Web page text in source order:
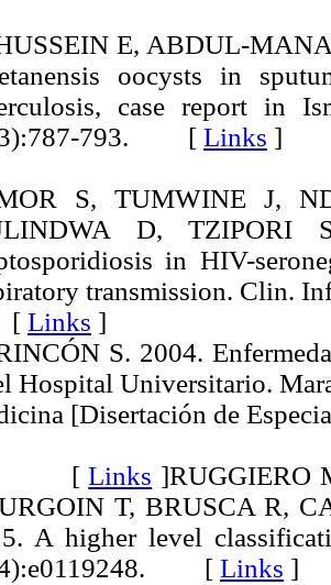
E, ABDUL-
oocysts in
case report in
793. [ Links ]
S, TUMWINE J,
D, TZIPORI
in HIV-
transmission. Clin.
Links ]
S. 2004.
Hospital Universitario.
[Disertación de
[Links ]RUGGIERO
T, BRUSCA R,
A higher level
[ Links ]